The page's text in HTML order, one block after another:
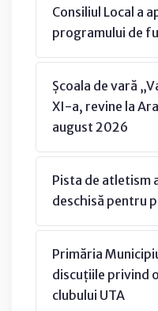
Consiliul Local a
programului de
Școala de vară
XI-a, revine la
august 2026
Pista de atletism
deschisă pentru
Primăria
discuțiile privind
clubului UTA